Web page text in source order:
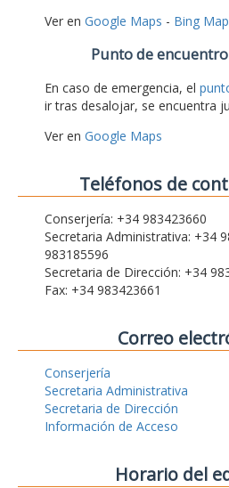
Ver en Google Maps - Bing
Punto de encuentro
En caso de emergencia, el
ir tras desalojar, se encuentra
Ver en Google Maps
Teléfonos de
Conserjería: +34 983423660
Secretaria Administrativa: +34
983185596
Secretaria de Dirección: +34
Fax: +34 983423661
Correo
Conserjería
Secretaria Administrativa
Secretaria de Dirección
Información de Acceso
Horario del